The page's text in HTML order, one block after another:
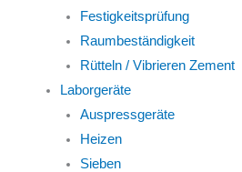
Festigkeitsprüfung
Raumbeständigkeit
Rütteln / Vibrieren Zement
Laborgeräte
Auspressgeräte
Heizen
Sieben